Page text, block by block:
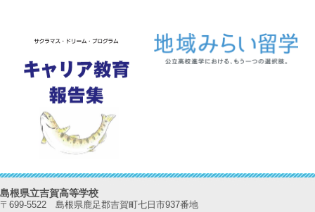
島根県立吉賀高等学校
〒699-5522 島根県鹿足郡吉賀町七日市937番地